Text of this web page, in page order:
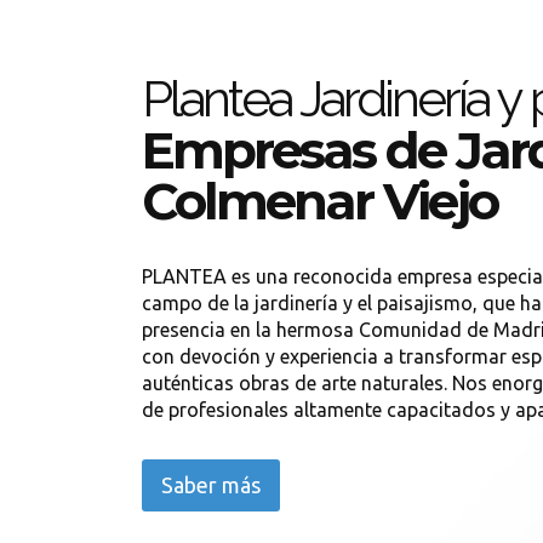
Plantea Jardinería y
Empresas de
Colmenar Viejo
PLANTEA es una reconocida empresa
campo de la jardinería y el paisajismo, que
presencia en la hermosa Comunidad de
con devoción y experiencia a transformar
auténticas obras de arte naturales. Nos
de profesionales altamente capacitados y
Saber más